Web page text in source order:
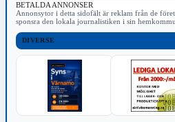
BETALDA ANNONSER
Annonsytor i detta sidofält är reklam från de
sponsra den lokala journalistiken i sin
DIVERSE